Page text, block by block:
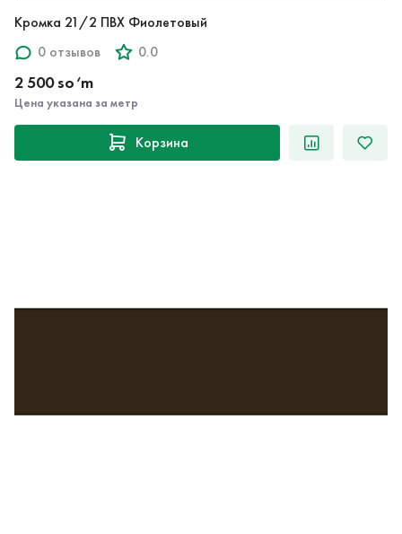
Кромка 21/2 ПВХ Фиолетовый
0 отзывов
0.0
2 500 so‘m
Цена указана за метр
Корзина